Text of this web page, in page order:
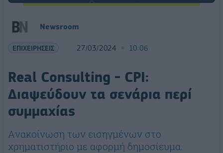
Newsroom
ΕΠΙΧΕΙΡΗΣΕΙΣ 27/03/2024 10:06
Real Consulting - CPI:
Διαψεύδουν τα σενάρια περί
συμμαχίας
Aνακοίνωση των εισηγμένων στο
χρηματιστήριο με αφορμή δημοσίευμα.